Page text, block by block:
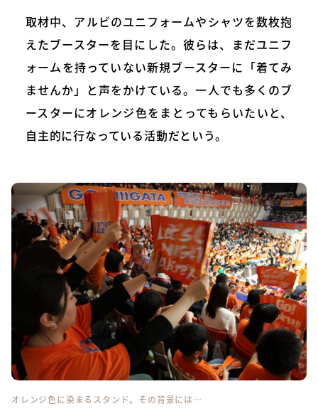
取材中、アルビのユニフォームやシャツを数枚抱
えたブースターを目にした。彼らは、まだユニフ
ォームを持っていない新規ブースターに「着てみ
ませんか」と声をかけている。一人でも多くのブ
ースターにオレンジ色をまとってもらいたいと、
自主的に行なっている活動だという。
オレンジ色に染まるスタンド。その背景には…